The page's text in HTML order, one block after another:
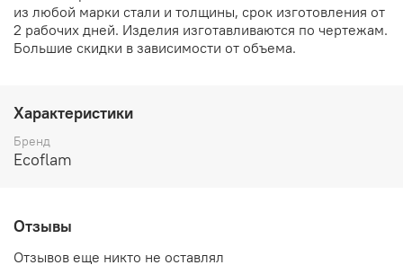
из любой марки стали и толщины, срок изготовления от
2 рабочих дней. Изделия изготавливаются по чертежам.
Большие скидки в зависимости от объема.
Характеристики
Бренд
Ecoflam
Отзывы
Отзывов еще никто не оставлял